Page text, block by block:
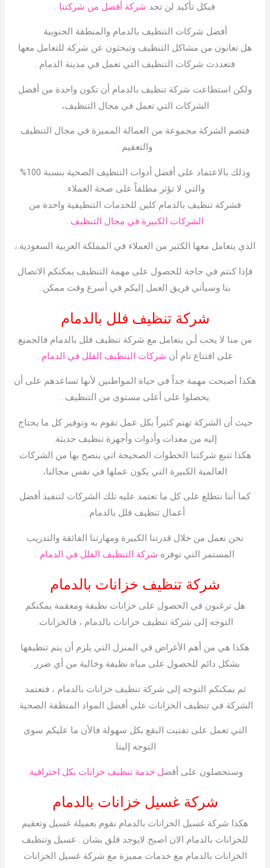
فبكل تأكيد لن تجد شركة أفضل من شركتنا .
أفضل شركات التنظيف بالدمام والمنطقة الجنوبية
هل تعانون من مشاكل التنظيف وتبحثون عن شركة للتعامل معها
فتعددت شركات التنظيف التي تعمل في مدينة الدمام .
ولكن استطاعت شركة تنظيف بالدمام أن تكون واحدة من أفضل
الشركات التي تعمل في مجال التنظيف،
فتضم الشركة مجموعة من العمالة المميزة في مجال التنظيف
والتعقيم .
وذلك بالاعتماد على أفضل أدوات التنظيف الصحية بنسبة 100%
والتي لا تؤثر مطلقاً على صحة العملاء.
فشركة تنظيف بالدمام كلين للخدمات التنظيفية واحدة من
الشركات الكبيرة في مجال التنظيف .
الذي يتعامل معها الكثير من العملاء في المملكة العربية السعودية.،
فإذا كنتم في حاجة للحصول على مهمة التنظيف يمكنكم الاتصال
بنا وسيأتي فريق العمل إليكم في أسرع وقت ممكن..
شركة تنظيف فلل بالدمام
من منا لا يحب أـن يتعامل مع شركة تنظيف فلل بالدمام فالجميع
على اقتناع تام أن شركات التنظيف الفلل في الدمام
هكذا أصبحت مهمة جداً في حياة المواطنين لأنها تساعدهم على أن
يحصلوا على أعلى مستوى من التنظيف .
حيث أن الشركة تهتم كثيراً بكل عمل تقوم به وتوفير كل ما يحتاج
إليه من معدات وأدوات وأجهزة تنظيف حديثة.
هكذا تتبع شركتنا الخطوات الصحيحة اتي ينصح بها من الشركات
العالمية الكبيرة التي يكون عملها في نفس مجالنا،
كما أننا نتطلع على كل ما تعتمد عليه تلك الشركات لتنفيذ أفضل
أعمال تنظيف فلل بالدمام .
نحن نعمل من خلال قدرتنا الكبيرة ومهارتنا الفائقة والتدريب
المستمر التي توفره شركة التنظيف الفلل في الدمام .
شركة تنظيف خزانات بالدمام
هل ترغبون في الحصول على خزانات نظيفة ومعقمة يمكنكم
التوجه إلى شركة تنظيف خزانات بالدمام ، فالخزانات.
هكذا هي من أهم الأغراض في المنزل التي يلزم أن يتم تنظيفها
بشكل دائم للحصول على مياه نظيفة وخالية من أي ضرر .
ثم يمكنكم التوجه إلى شركة تنظيف خزانات بالدمام ، فتعتمد
الشركة في تنظيف الخزانات على أفضل المواد المنظفة الصحية.
التي تعمل على تفتيت البقع بكل سهولة فالأن ما عليكم سوى
التوجه إلينا.
وستحصلون على أفضل خدمة تنظيف خزانات بكل احترافية.
شركة غسيل خزانات بالدمام
هكذا شركة غسيل الخزانات بالدمام نقوم بعميلة غسيل وتعقيم
للخزانات بالدمام الان اصبح لايوجد قلق بشان . غسيل وتنظيف
الخزانات بالدمام مع خدمات مميزة مع شركة غسيل الخزانات